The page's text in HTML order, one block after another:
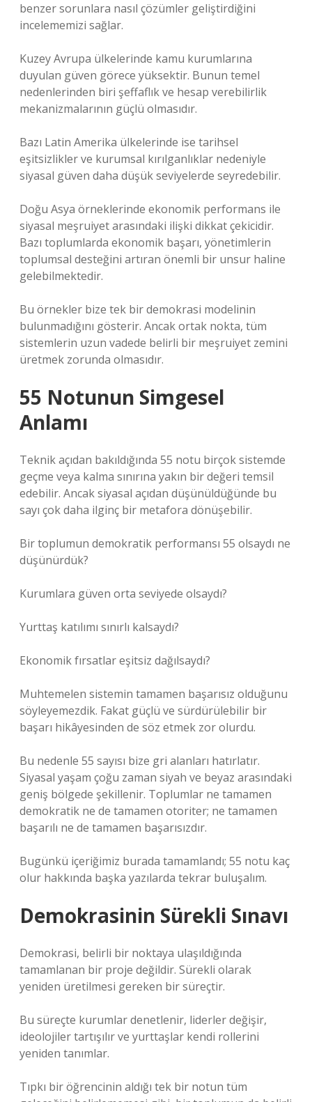
benzer sorunlara nasıl çözümler geliştirdiğini
incelememizi sağlar.
Kuzey Avrupa ülkelerinde kamu kurumlarına
duyulan güven görece yüksektir. Bunun temel
nedenlerinden biri şeffaflık ve hesap verebilirlik
mekanizmalarının güçlü olmasıdır.
Bazı Latin Amerika ülkelerinde ise tarihsel
eşitsizlikler ve kurumsal kırılganlıklar nedeniyle
siyasal güven daha düşük seviyelerde seyredebilir.
Doğu Asya örneklerinde ekonomik performans ile
siyasal meşruiyet arasındaki ilişki dikkat çekicidir.
Bazı toplumlarda ekonomik başarı, yönetimlerin
toplumsal desteğini artıran önemli bir unsur haline
gelebilmektedir.
Bu örnekler bize tek bir demokrasi modelinin
bulunmadığını gösterir. Ancak ortak nokta, tüm
sistemlerin uzun vadede belirli bir meşruiyet zemini
üretmek zorunda olmasıdır.
55 Notunun Simgesel
Anlamı
Teknik açıdan bakıldığında 55 notu birçok sistemde
geçme veya kalma sınırına yakın bir değeri temsil
edebilir. Ancak siyasal açıdan düşünüldüğünde bu
sayı çok daha ilginç bir metafora dönüşebilir.
Bir toplumun demokratik performansı 55 olsaydı ne
düşünürdük?
Kurumlara güven orta seviyede olsaydı?
Yurttaş katılımı sınırlı kalsaydı?
Ekonomik fırsatlar eşitsiz dağılsaydı?
Muhtemelen sistemin tamamen başarısız olduğunu
söyleyemezdik. Fakat güçlü ve sürdürülebilir bir
başarı hikâyesinden de söz etmek zor olurdu.
Bu nedenle 55 sayısı bize gri alanları hatırlatır.
Siyasal yaşam çoğu zaman siyah ve beyaz arasındaki
geniş bölgede şekillenir. Toplumlar ne tamamen
demokratik ne de tamamen otoriter; ne tamamen
başarılı ne de tamamen başarısızdır.
Bugünkü içeriğimiz burada tamamlandı; 55 notu kaç
olur hakkında başka yazılarda tekrar buluşalım.
Demokrasinin Sürekli Sınavı
Demokrasi, belirli bir noktaya ulaşıldığında
tamamlanan bir proje değildir. Sürekli olarak
yeniden üretilmesi gereken bir süreçtir.
Bu süreçte kurumlar denetlenir, liderler değişir,
ideolojiler tartışılır ve yurttaşlar kendi rollerini
yeniden tanımlar.
Tıpkı bir öğrencinin aldığı tek bir notun tüm